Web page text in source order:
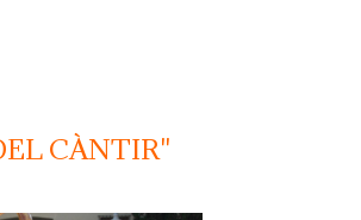
50 anys del museu del càntir: la
de la gent!
CÀNTIR"